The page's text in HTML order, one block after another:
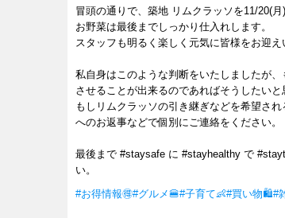
冒頭の通りで、築地 リムクラッソを11/20(
お野菜は最後までしっかり仕入れします。
スタッフも明るく楽しく元気に皆様をお迎え
私自身はこのような判断をいたしましたが
させることが出来るのであればそうしたいと
もしリムクラッソの引き継ぎなどを希望さ
へのお返事などで個別にご連絡をください。
最後まで #staysafe に #stayhealthy で
い。
#お得情報🉐#グルメ🍔#子育て👶#買い物🛍#